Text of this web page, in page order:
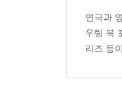
연극과
우팅 북
리즈 등